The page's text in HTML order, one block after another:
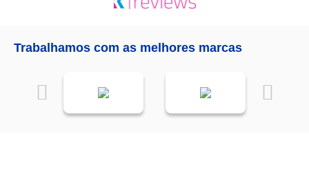
Trabalhamos com as melhores marcas